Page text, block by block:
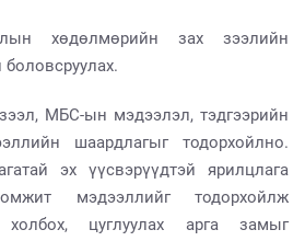
хөдөлмөрийн зах зээлийн
МБС-ын мэдээлэл, тэдгээрийн
шаардлагыг тодорхойлно.
эх үүсвэрүүдтэй ярилцлага
мэдээллийг тодорхойлж
холбох, цуглуулах арга замыг